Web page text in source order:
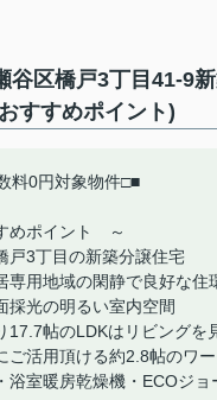
谷区橋戸3丁目41-
すすめポイント)
料0円対象物件□■
めポイント ～
3丁目の新築分譲住宅
用地域の閑静で良好な住
光の明るい室内空間
帖のLDKはリビングを
活用頂ける約2.8帖のワ
室暖房乾燥機・ECOジョ